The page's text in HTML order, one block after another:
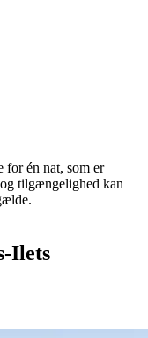
for én nat, som er
tilgængelighed kan
Ilets